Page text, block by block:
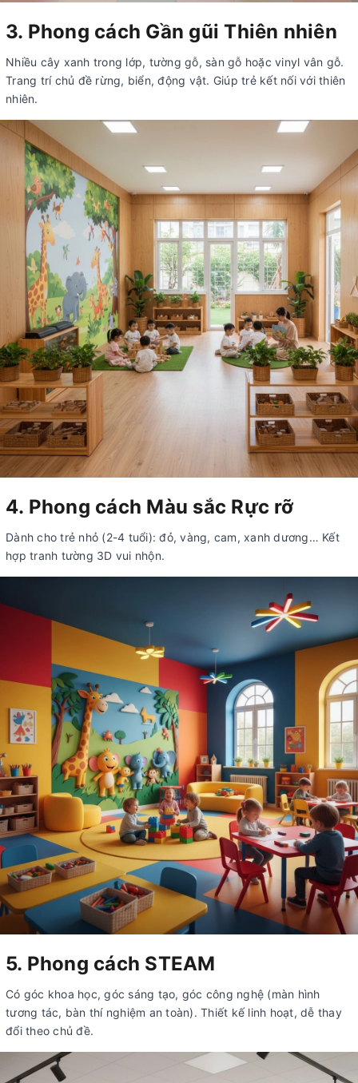
3. Phong cách Gần gũi Thiên nhiên
Nhiều cây xanh trong lớp, tường gỗ, sàn gỗ hoặc vinyl vân gỗ.
Trang trí chủ đề rừng, biển, động vật. Giúp trẻ kết nối với thiên
nhiên.
4. Phong cách Màu sắc Rực rỡ
Dành cho trẻ nhỏ (2-4 tuổi): đỏ, vàng, cam, xanh dương… Kết
hợp tranh tường 3D vui nhộn.
5. Phong cách STEAM
Có góc khoa học, góc sáng tạo, góc công nghệ (màn hình
tương tác, bàn thí nghiệm an toàn). Thiết kế linh hoạt, dễ thay
đổi theo chủ đề.